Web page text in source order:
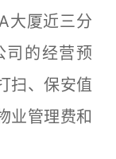
大厦近三分
司的经营预
扫、保安值
业管理费和